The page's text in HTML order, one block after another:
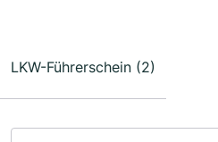
LKW-Führerschein (2)